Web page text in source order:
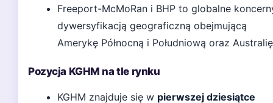
Freeport-McMoRan i BHP to globalne
dywersyfikacją geograficzną obejmującą
Amerykę Północną i Południową oraz
Pozycja KGHM na tle rynku
KGHM znajduje się w pierwszej dziesiątce